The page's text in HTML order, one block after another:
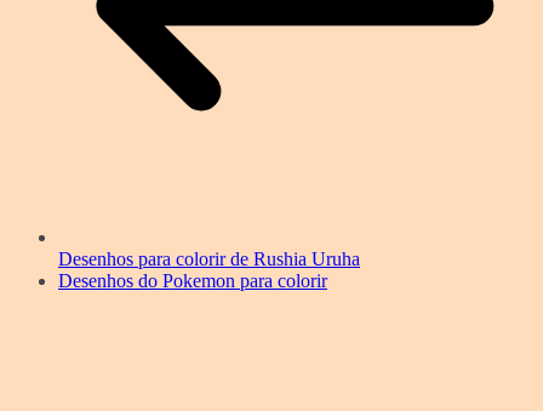
Desenhos para colorir de Rushia Uruha
Desenhos do Pokemon para colorir